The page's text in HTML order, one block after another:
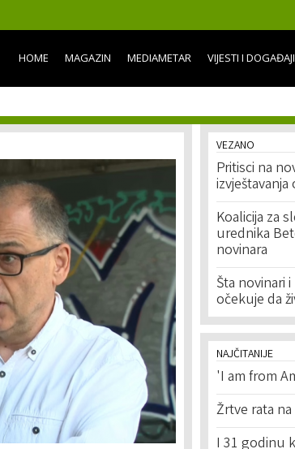
content
HOME MAGAZIN MEDIAMETAR VIJESTI I DOGAĐAJI
VEZANO
Pritisci na
Koalicija za
urednika
novinara
Šta novinari
očekuje da
NAJČITANIJE
'I am from
Žrtve rata
I 31 godinu